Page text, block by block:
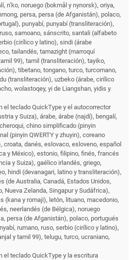
n’ko, noruego (bokmål y nynorsk), oriya,
persa, persa (de Afganistán), polaco,
punyabí, punyabí (transliteración),
samoano, sánscrito, santali (alfabeto
(cirílico y latino), sindi (árabe
tailandés, tamazight (marroquí
99), tamil (transliteración), tayiko,
tibetano, tongano, turco, turcomano,
(transliteración), uzbeko (árabe, cirílico
wolastoqey, yi de Liangshan, yidis y
el teclado QuickType y el autocorrector
y Suiza), árabe, árabe (najdí), bengalí,
chino simplificado (pinyin
(pinyin QWERTY y zhuyin), coreano
croata, danés, eslovaco, esloveno, español
y México), estonio, filipino, finés, francés
y Suiza), gaélico irlandés, griego,
hindi (devanagari, latino y transliteración),
(de Australia, Canadá, Estados Unidos,
Nueva Zelanda, Singapur y Sudáfrica),
(kana y romaji), letón, lituano, macedonio,
neerlandés (de Bélgica), noruego
persa (de Afganistán), polaco, portugués
rumano, ruso, serbio (cirílico y latino),
y tamil 99), telugu, turco, ucraniano,
el teclado QuickType y la escritura